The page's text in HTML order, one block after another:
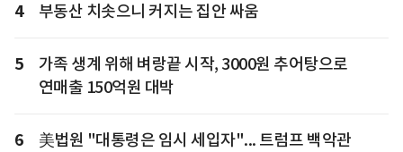
4 부동산 치솟으니 커지는 집안 싸움
5
가족 생계 위해 벼랑끝 시작, 3000원 추어탕으로
연매출 150억원 대박
6
美법원 "대통령은 임시 세입자"... 트럼프 백악관